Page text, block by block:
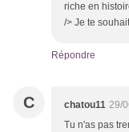
riche en
/> Je te
Répondre
C chatou11 29/
Tu n'as pas